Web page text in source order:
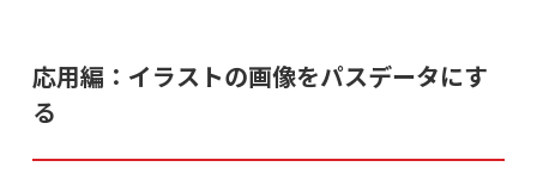
応用編：イラストの画像をパスデータにす
る